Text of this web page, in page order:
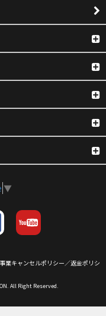
▼
業キャンセルポリシー／返金ポリシ
All Right Reserved.